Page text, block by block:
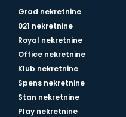
Grad nekretnine
021 nekretnine
Royal nekretnine
Office nekretnine
Klub nekretnine
Spens nekretnine
Stan nekretnine
Play nekretnine